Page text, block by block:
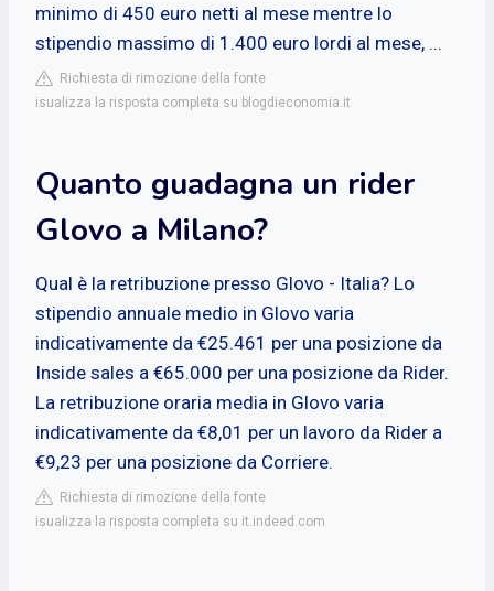
minimo di 450 euro netti al mese mentre lo
stipendio massimo di 1.400 euro lordi al mese, ...
Richiesta di rimozione della fonte
isualizza la risposta completa su blogdieconomia.it
Quanto guadagna un rider
Glovo a Milano?
Qual è la retribuzione presso Glovo - Italia? Lo
stipendio annuale medio in Glovo varia
indicativamente da €25.461 per una posizione da
Inside sales a €65.000 per una posizione da Rider.
La retribuzione oraria media in Glovo varia
indicativamente da €8,01 per un lavoro da Rider a
€9,23 per una posizione da Corriere.
Richiesta di rimozione della fonte
isualizza la risposta completa su it.indeed.com